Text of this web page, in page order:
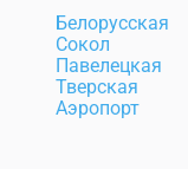
Белорусская
Сокол
Павелецкая
Тверская
Аэропорт